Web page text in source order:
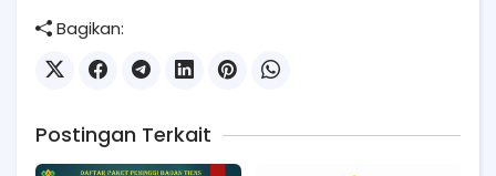
Bagikan:
Postingan Terkait